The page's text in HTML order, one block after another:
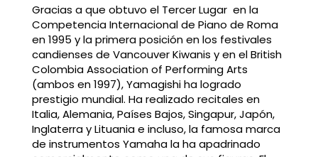
Gracias a que obtuvo el Tercer Lugar en la
Competencia Internacional de Piano de Roma
en 1995 y la primera posición en los festivales
candienses de Vancouver Kiwanis y en el British
Colombia Association of Performing Arts
(ambos en 1997), Yamagishi ha logrado
prestigio mundial. Ha realizado recitales en
Italia, Alemania, Países Bajos, Singapur, Japón,
Inglaterra y Lituania e incluso, la famosa marca
de instrumentos Yamaha la ha apadrinado